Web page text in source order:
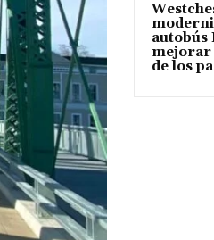
autobús
mejorar
de los